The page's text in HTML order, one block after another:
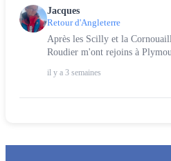
Jacques
Retour d'Angleterre
Après les Scilly et la
Roudier m'ont rejoins à
il y a 3 semaines